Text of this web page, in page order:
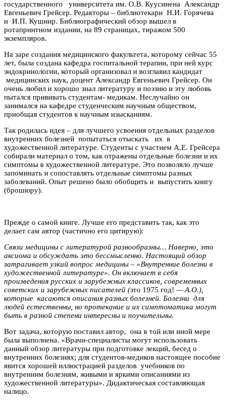
государственного университета им. О.В. Куусинена Александр
Евгеньевич Грейсер. Редакторы – библиотекари Н.И. Горячева
и И.П. Кушнир. Библиографический обзор вышел в
ротапринтном издании, на 89 страницах, тиражом 500
экземпляров.
На заре создания медицинского факультета, которому сейчас 55
лет, была создана кафедра госпитальной терапии, при ней курс
эндокринологии, который организовал и возглавил кандидат
медицинских наук, доцент Александр Евгеньевич Грейсер. Он
очень любил и хорошо знал литературу и поэзию и эту любовь
пытался прививать студентам- медикам. Неслучайно он
занимался на кафедре студенческим научным обществом,
приобщая студентов к научным изысканиям.
Так родилась идея – для лучшего усвоения отдельных разделов
внутренних болезней попытаться отыскать их в
художественной литературе. Студенты с участием А.Е. Грейсера
собирали материал о том, как отражены отдельные болезни и их
симптомы в художественной литературе. Это позволяло лучше
запоминать и сопоставлять отдельные симптомы разных
заболеваний. Опыт решено было обобщить и выпустить книгу
(брошюру).
Прежде о самой книге. Лучше его представить так, как это
делает сам автор (частично его цитирую):
Связи медицины с литературой разнообразны… Наверно, это
аксиома и обсуждать это бессмысленно. Настоящий обзор
затрагивает узкий вопрос медицины – «Внутренние болезни в
художественной литературе». Он включает в себя
произведения русских и зарубежных классиков, современных
советских и зарубежных писателей (это 1975 год! — А.О.),
которые касаются описания разных болезней. Болезни для
людей естественны, но протекание и их симптоматика могут
быть в разной степени интересны и поучительны.
Вот задача, которую поставил автор, она в той или иной мере
была выполнена. «Врачи-специалисты могут использовать
данный обзор литературы при подготовке лекций, бесед о
внутренних болезнях; для студентов-медиков настоящее пособие
явится хорошей иллюстрацией разделов учебников по
внутренним болезням, живыми и яркими описаниями из
художественной литературы». Дидактическая составляющая
налицо.